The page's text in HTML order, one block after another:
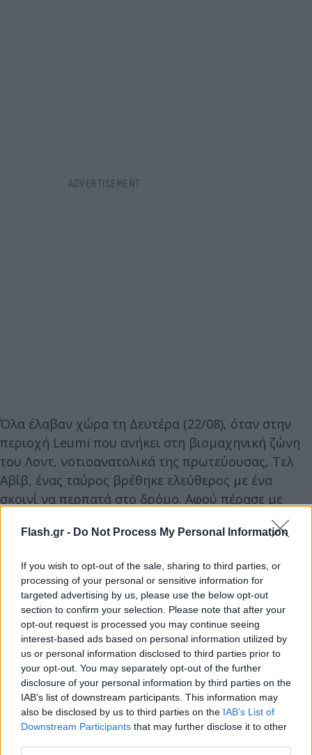
Flash.gr - Do Not Process My Personal Information
If you wish to opt-out of the sale, sharing to third parties, or
processing of your personal or sensitive information for
targeted advertising by us, please use the below opt-out
section to confirm your selection. Please note that after your
opt-out request is processed you may continue seeing
interest-based ads based on personal information utilized by
us or personal information disclosed to third parties prior to
your opt-out. You may separately opt-out of the further
disclosure of your personal information by third parties on the
IAB’s list of downstream participants. This information may
also be disclosed by us to third parties on the IAB’s List of
Downstream Participants that may further disclose it to other
Όλα έλαβαν χώρα τη Δευτέρα (22/08), όταν στην
περιοχή Leumi που ανήκει στη βιομαχηνική ζώνη
του Λοντ, νοτιοανατολικά της πρωτεύουσας, Τελ
Αβίβ, ένας ταύρος βρέθηκε ελεύθερος με ένα
σκοινί να περπατά στο δρόμο. Αφού πέρασε με
ορμή τα παρκαρισμένα αυτοκίνητα, εισέβαλε στο
χώρο της τράπεζας, προκαλώντας πανικό σε όσους
Μάλιστα, ο ταύρος φάνηκε να έχει ενδιαφέρον για
τον χώρο, μιας και παρέμεινε εκεί για σχεδόν μισή
ώρα, κάνοντας βόλτες σε όλο το χώρο της
τράπεζας, μέχρι να έρθει ο ιδιοκτήτης του, αλλά
και κτηνίατρος που είχε κληθεί για το περιστατικό.